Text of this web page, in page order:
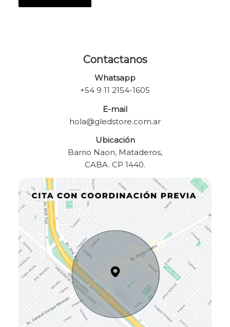
Contactanos
Whatsapp
+54 9 11 2154-1605
E-mail
hola@gledstore.com.ar
Ubicación
Barrio Naon, Mataderos,
CABA. CP 1440.